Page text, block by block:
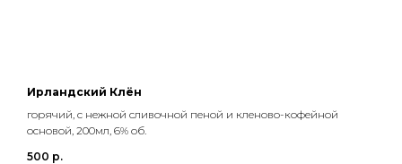
Ирландский Клён
горячий, с нежной сливочной пеной и кленово-кофейной
основой, 200мл, 6% об.
500 р.